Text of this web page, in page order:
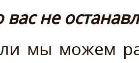
вас не
мы можем